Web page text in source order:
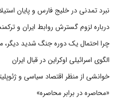
نبرد تمدنی در خلیج فارس و پایان
درباره لزوم گسترش روابط ایران و
چرا احتمال یک دوره جنگ شدید دیگر،
الگوی اسرائیلی اوکراین در قبال ایران
خوانشی از منظر اقتصاد سیاسی و
«محاصره در برابر محاصره»